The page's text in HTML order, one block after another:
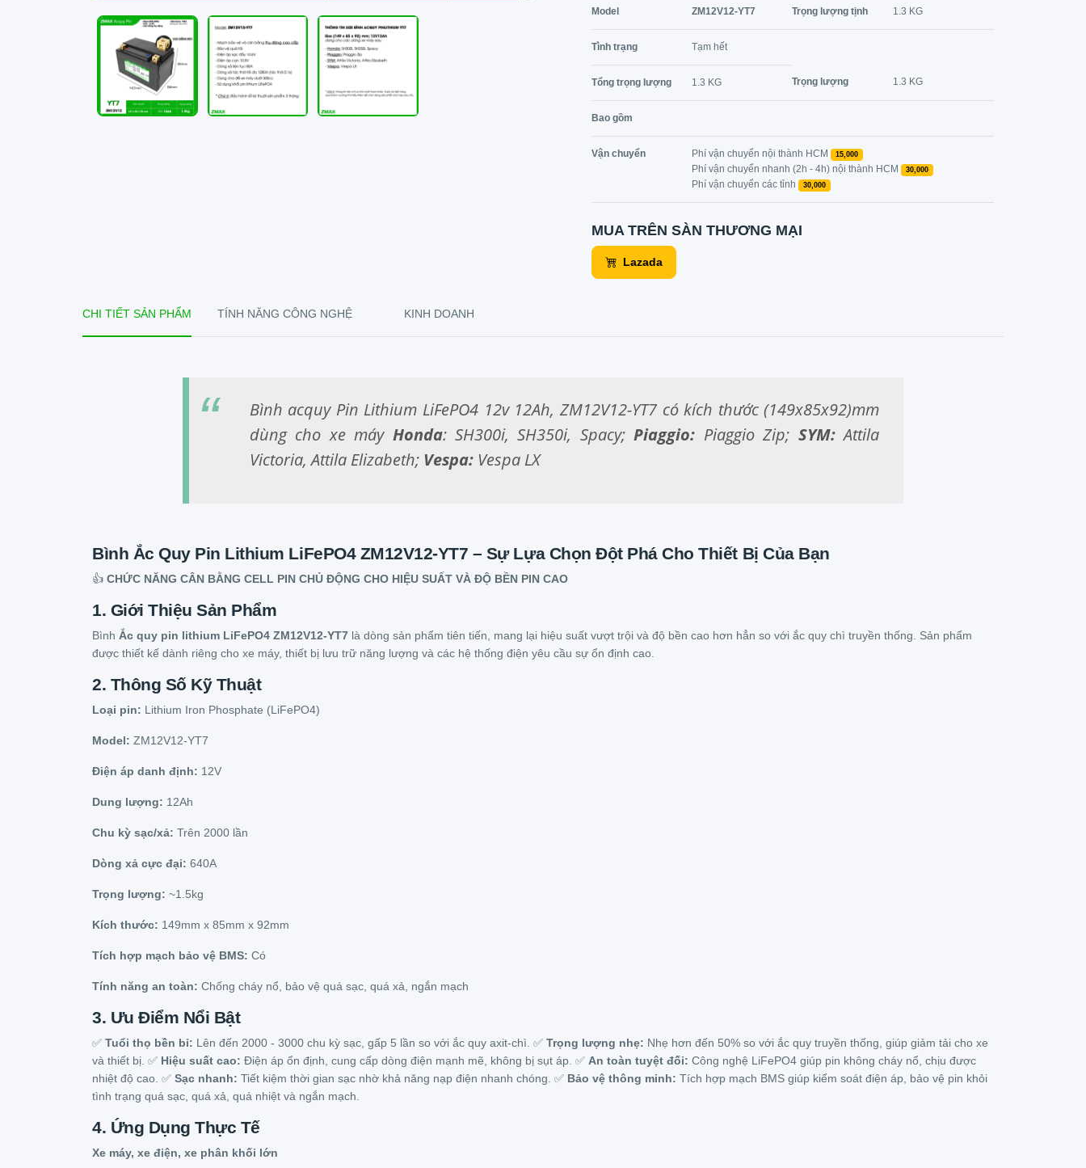
Model ZM12V12-YT7 Trọng lượng tịnh 1.3 KG
Tình trạng Tạm hết
Tổng trọng lượng 1.3 KG Trọng lượng 1.3 KG
Bao gồm
Vận chuyển Phí vận chuyển nội thành HCM 15,000
Phí vận chuyển nhanh (2h - 4h) nội thành HCM 30,000
Phí vận chuyển các tỉnh 30,000
MUA TRÊN SÀN THƯƠNG MẠI
Lazada
CHI TIẾT SẢN PHẨM TÍNH NĂNG CÔNG NGHỆ KINH DOANH
Bình acquy Pin Lithium LiFePO4 12v 12Ah, ZM12V12-YT7 có kích thước (149x85x92)mm
dùng cho xe máy Honda: SH300i, SH350i, Spacy;Piaggio: Piaggio Zip; SYM:Attila
Victoria, Attila Elizabeth; Vespa:Vespa LX
Bình Ắc Quy Pin Lithium LiFePO4 ZM12V12-YT7 – Sự Lựa Chọn Đột Phá Cho Thiết Bị Của Bạn
👍 CHỨC NĂNG CÂN BẰNG CELL PIN CHỦ ĐỘNG CHO HIỆU SUẤT VÀ ĐỘ BỀN PIN CAO
1. Giới Thiệu Sản Phẩm
Bình Ắc quy pin lithium LiFePO4 ZM12V12-YT7 là dòng sản phẩm tiên tiến, mang lại hiệu suất vượt trội và độ bền cao hơn hẳn so với ắc quy chì truyền thống. Sản phẩm
được thiết kế dành riêng cho xe máy, thiết bị lưu trữ năng lượng và các hệ thống điện yêu cầu sự ổn định cao.
2. Thông Số Kỹ Thuật
Loại pin: Lithium Iron Phosphate (LiFePO4)
Model: ZM12V12-YT7
Điện áp danh định: 12V
Dung lượng: 12Ah
Chu kỳ sạc/xả: Trên 2000 lần
Dòng xả cực đại: 640A
Trọng lượng: ~1.5kg
Kích thước: 149mm x 85mm x 92mm
Tích hợp mạch bảo vệ BMS: Có
Tính năng an toàn: Chống cháy nổ, bảo vệ quá sạc, quá xả, ngắn mạch
3. Ưu Điểm Nổi Bật
✅ Tuổi thọ bền bỉ: Lên đến 2000 - 3000 chu kỳ sạc, gấp 5 lần so với ắc quy axit-chì. ✅ Trọng lượng nhẹ: Nhẹ hơn đến 50% so với ắc quy truyền thống, giúp giảm tải cho xe
và thiết bị. ✅ Hiệu suất cao: Điện áp ổn định, cung cấp dòng điện mạnh mẽ, không bị sụt áp. ✅ An toàn tuyệt đối: Công nghệ LiFePO4 giúp pin không cháy nổ, chịu được
nhiệt độ cao. ✅ Sạc nhanh: Tiết kiệm thời gian sạc nhờ khả năng nạp điện nhanh chóng. ✅ Bảo vệ thông minh: Tích hợp mạch BMS giúp kiểm soát điện áp, bảo vệ pin khỏi
tình trạng quá sạc, quá xả, quá nhiệt và ngắn mạch.
4. Ứng Dụng Thực Tế
Xe máy, xe điện, xe phân khối lớn